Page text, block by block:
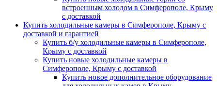
встроенным холодом в Симферополе, Крыму
с доставкой
Купить холодильные камеры в Симферополе, Крыму с
доставкой и гарантией
Купить б/у холодильные камеры в Симферополе,
Крыму с доставкой
Купить новые холодильные камеры в
Симферополе, Крыму с доставкой
Купить новое дополнительное оборудование